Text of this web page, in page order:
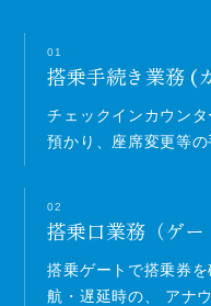
01
搭乗手続き業務 (
チェックインカウンタ
預かり、座席変更等の
02
搭乗口業務（ゲー
搭乗ゲートで搭乗券
航・遅延時の、
アナ